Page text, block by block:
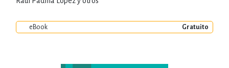
eBook Gratuito